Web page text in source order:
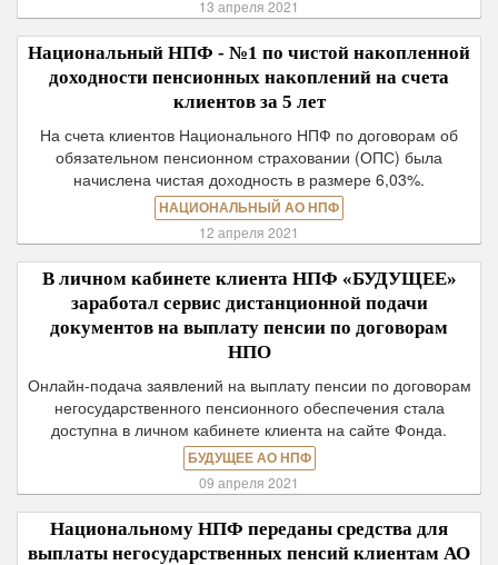
13 апреля 2021
Национальный НПФ - №1 по чистой накопленной
доходности пенсионных накоплений на счета
клиентов за 5 лет
На счета клиентов Национального НПФ по договорам об
обязательном пенсионном страховании (ОПС) была
начислена чистая доходность в размере 6,03%.
НАЦИОНАЛЬНЫЙ АО НПФ
12 апреля 2021
В личном кабинете клиента НПФ «БУДУЩЕЕ»
заработал сервис дистанционной подачи
документов на выплату пенсии по договорам
НПО
Онлайн-подача заявлений на выплату пенсии по договорам
негосударственного пенсионного обеспечения стала
доступна в личном кабинете клиента на сайте Фонда.
БУДУЩЕЕ АО НПФ
09 апреля 2021
Национальному НПФ переданы средства для
выплаты негосударственных пенсий клиентам АО